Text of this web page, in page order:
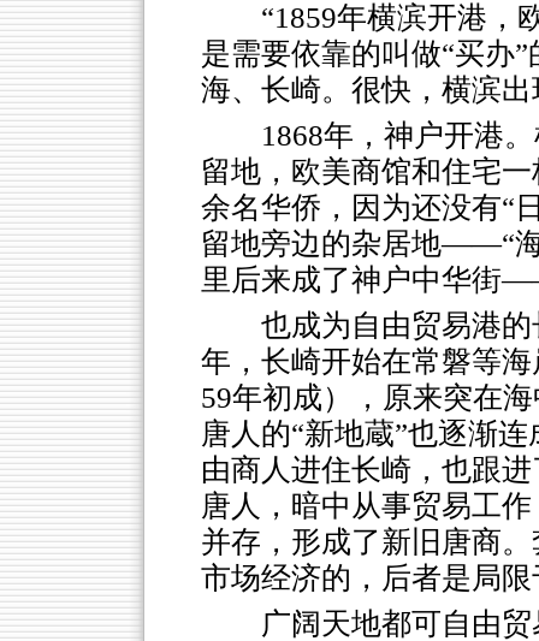
“1859年横滨开港，
是需要依靠的叫做“买办
海、长崎。很快，横滨
1868年，神户开港
留地，欧美商馆和住宅
余名华侨，因为还没有“
留地旁边的杂居地——“
里后来成了神户中华街
也成为自由贸易港
年，长崎开始在常磐等
59年初成），原来突在
唐人的“新地蔵”也逐渐
由商人进住长崎，也跟
唐人，暗中从事贸易工
并存，形成了新旧唐商
市场经济的，后者是局
广阔天地都可自由